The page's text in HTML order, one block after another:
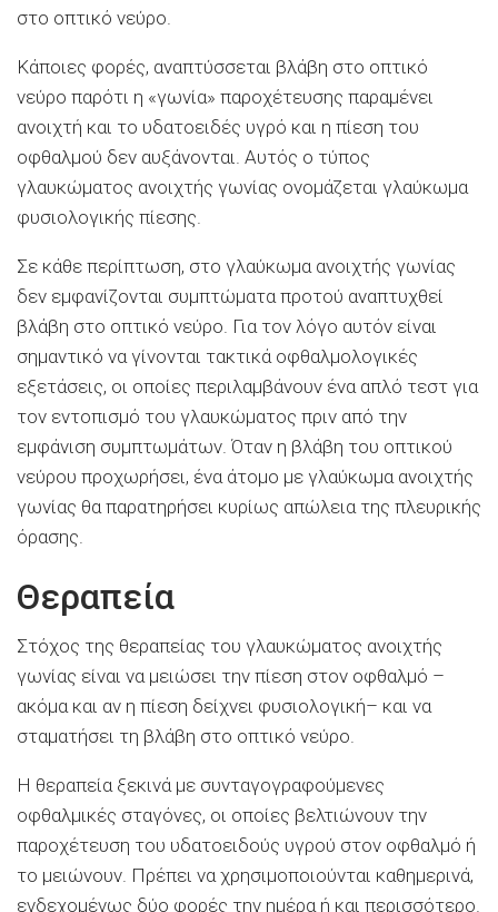
στο οπτικό νεύρο.
Κάποιες φορές, αναπτύσσεται βλάβη στο οπτικό
νεύρο παρότι η «γωνία» παροχέτευσης παραμένει
ανοιχτή και το υδατοειδές υγρό και η πίεση του
οφθαλμού δεν αυξάνονται. Αυτός ο τύπος
γλαυκώματος ανοιχτής γωνίας ονομάζεται γλαύκωμα
φυσιολογικής πίεσης.
Σε κάθε περίπτωση, στο γλαύκωμα ανοιχτής γωνίας
δεν εμφανίζονται συμπτώματα προτού αναπτυχθεί
βλάβη στο οπτικό νεύρο. Για τον λόγο αυτόν είναι
σημαντικό να γίνονται τακτικά οφθαλμολογικές
εξετάσεις, οι οποίες περιλαμβάνουν ένα απλό τεστ για
τον εντοπισμό του γλαυκώματος πριν από την
εμφάνιση συμπτωμάτων. Όταν η βλάβη του οπτικού
νεύρου προχωρήσει, ένα άτομο με γλαύκωμα ανοιχτής
γωνίας θα παρατηρήσει κυρίως απώλεια της πλευρικής
όρασης.
Θεραπεία
Στόχος της θεραπείας του γλαυκώματος ανοιχτής
γωνίας είναι να μειώσει την πίεση στον οφθαλμό –
ακόμα και αν η πίεση δείχνει φυσιολογική– και να
σταματήσει τη βλάβη στο οπτικό νεύρο.
Η θεραπεία ξεκινά με συνταγογραφούμενες
οφθαλμικές σταγόνες, οι οποίες βελτιώνουν την
παροχέτευση του υδατοειδούς υγρού στον οφθαλμό ή
το μειώνουν. Πρέπει να χρησιμοποιούνται καθημερινά,
ενδεχομένως δύο φορές την ημέρα ή και περισσότερο.